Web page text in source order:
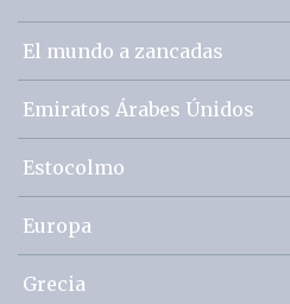
El mundo a zancadas
Emiratos Árabes Únidos
Estocolmo
Europa
Grecia